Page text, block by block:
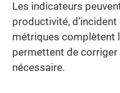
Les indicateurs
productivité,
métriques complètent
permettent de
nécessaire.